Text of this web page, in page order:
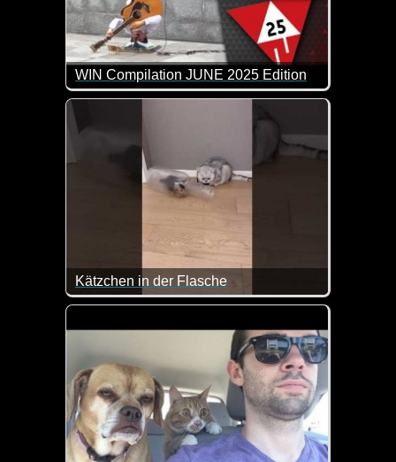
WIN Compilation JUNE 2025 Edition
62 der besten Video-Clips des Monats Mai in 12
Kätzchen in der Flasche
Da guckt die Mutter gar nicht begeistert :-) Aber